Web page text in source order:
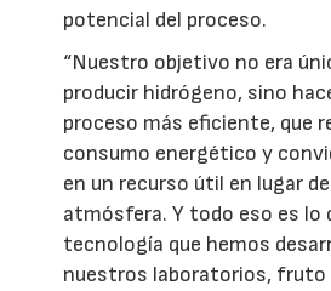
potencial del proceso.
“Nuestro objetivo no era
producir hidrógeno, sino
proceso más eficiente, que
consumo energético y
en un recurso útil en lugar
atmósfera. Y todo eso es lo
tecnología que hemos
nuestros laboratorios, fruto